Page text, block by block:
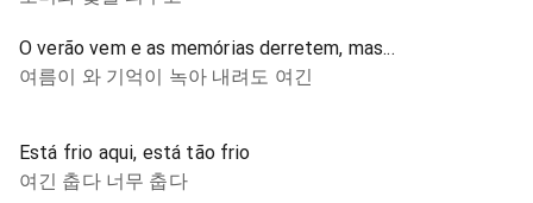
O verão vem e as memórias derretem, mas...
여름이 와 기억이 녹아 내려도 여긴
Está frio aqui, está tão frio
여긴 춥다 너무 춥다